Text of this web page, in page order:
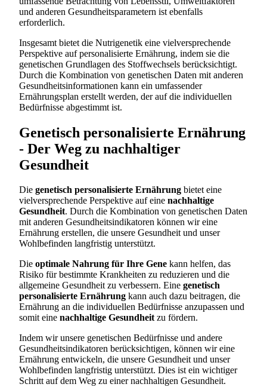
und anderen Gesundheitsparametern ist ebenfalls
erforderlich.
Insgesamt bietet die Nutrigenetik eine vielversprechende
Perspektive auf personalisierte Ernährung, indem sie die
genetischen Grundlagen des Stoffwechsels berücksichtigt.
Durch die Kombination von genetischen Daten mit anderen
Gesundheitsinformationen kann ein umfassender
Ernährungsplan erstellt werden, der auf die individuellen
Bedürfnisse abgestimmt ist.
Genetisch personalisierte Ernährung
- Der Weg zu nachhaltiger
Gesundheit
Die genetisch personalisierte Ernährung bietet eine
vielversprechende Perspektive auf eine nachhaltige
Gesundheit. Durch die Kombination von genetischen Daten
mit anderen Gesundheitsindikatoren können wir eine
Ernährung erstellen, die unsere Gesundheit und unser
Wohlbefinden langfristig unterstützt.
Die optimale Nahrung für Ihre Gene kann helfen, das
Risiko für bestimmte Krankheiten zu reduzieren und die
allgemeine Gesundheit zu verbessern. Eine genetisch
personalisierte Ernährung kann auch dazu beitragen, die
Ernährung an die individuellen Bedürfnisse anzupassen und
somit eine nachhaltige Gesundheitzu fördern.
Indem wir unsere genetischen Bedürfnisse und andere
Gesundheitsindikatoren berücksichtigen, können wir eine
Ernährung entwickeln, die unsere Gesundheit und unser
Wohlbefinden langfristig unterstützt. Dies ist ein wichtiger
Schritt auf dem Weg zu einer nachhaltigen Gesundheit.